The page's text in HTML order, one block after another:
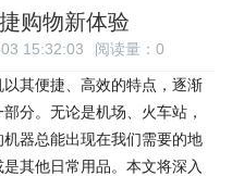
购物新体验
15:32:03 阅读量： 0
其便捷、高效的特点，逐渐
分。无论是机场、火车站，
器总能出现在我们需要的地
其他日常用品。本文将深入